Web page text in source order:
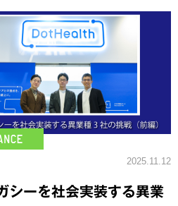
2025.11.12
シーを社会実装する異業